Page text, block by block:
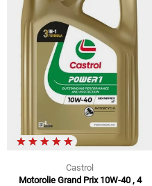
Castrol
Motorolie Grand Prix 10W-40 , 4